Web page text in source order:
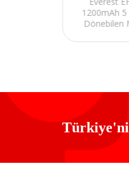
1200mAh 5
Dönebilen